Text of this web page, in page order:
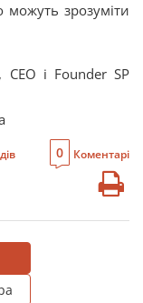
зрозуміти
CEO i Founder SP
0 Коментарі